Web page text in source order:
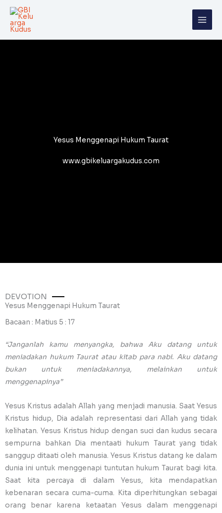
Skip
content
Yesus Menggenapi Hukum Taurat
www.gbikeluargakudus.com
DEVOTION
Yesus Menggenapi Hukum Taurat
Bacaan : Matius 5 : 17
“Janganlah kamu menyangka, bahwa Aku datang untuk
meniadakan hukum Taurat atau kitab para nabi. Aku datang
bukan untuk meniadakannya, melainkan untuk
menggenapinya”
Yesus Kristus adalah Allah yang menjadi manusia. Saat Yesus
Kristus hidup, Dia adalah representasi dari Allah yang tidak
kelihatan. Yesus Kristus hidup dengan suci dan kudus secara
sempurna bahkan Dia mentaati hukum Taurat yang tidak
sanggup ditaati oleh manusia. Yesus Kristus datang ke dalam
dunia ini untuk menggenapi tuntutan hukum Taurat bagi kita.
Saat kita percaya di dalam Yesus, kita mendapatkan
kebenaran secara cuma-cuma. Kita diperhitungkan sebagai
orang benar karena ketaatan Yesus dalam menggenapi